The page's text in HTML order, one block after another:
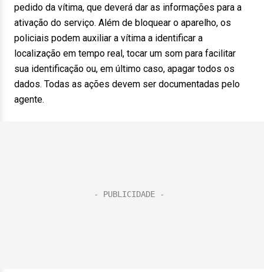
pedido da vítima, que deverá dar as informações para a
ativação do serviço. Além de bloquear o aparelho, os
policiais podem auxiliar a vítima a identificar a
localização em tempo real, tocar um som para facilitar
sua identificação ou, em último caso, apagar todos os
dados. Todas as ações devem ser documentadas pelo
agente.